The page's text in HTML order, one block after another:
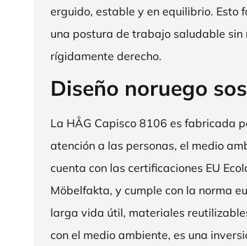
erguido, estable y en equilibrio. Esto
una postura de trabajo saludable sin
rígidamente derecho.
Diseño noruego
La HÅG Capisco 8106 es fabricada
atención a las personas, el medio
cuenta con las certificaciones EU
Möbelfakta, y cumple con la norma
larga vida útil, materiales
con el medio ambiente, es una